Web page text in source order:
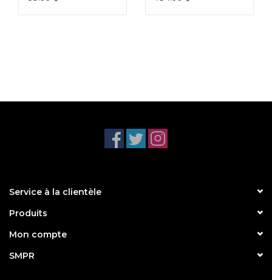
Service à la clientèle
Produits
Mon compte
SMPR